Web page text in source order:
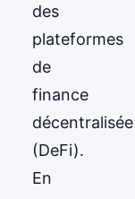
des
plateformes
de
finance
décentralisée
(DeFi).
En